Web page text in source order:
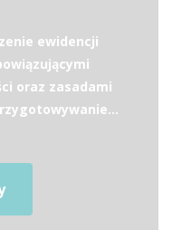
ewidencji
oraz zasadami